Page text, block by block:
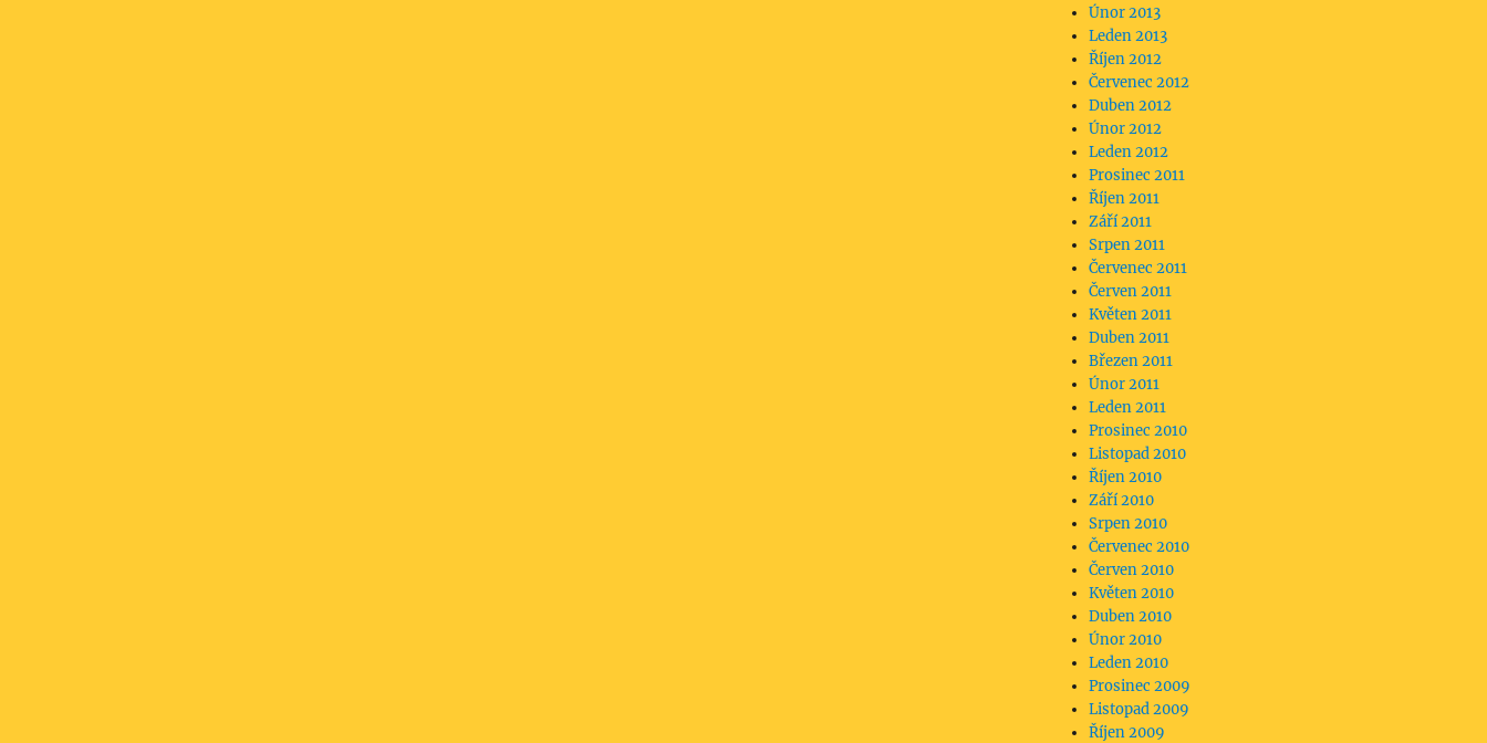
Únor 2013
Leden 2013
Říjen 2012
Červenec 2012
Duben 2012
Únor 2012
Leden 2012
Prosinec 2011
Říjen 2011
Září 2011
Srpen 2011
Červenec 2011
Červen 2011
Květen 2011
Duben 2011
Březen 2011
Únor 2011
Leden 2011
Prosinec 2010
Listopad 2010
Říjen 2010
Září 2010
Srpen 2010
Červenec 2010
Červen 2010
Květen 2010
Duben 2010
Únor 2010
Leden 2010
Prosinec 2009
Listopad 2009
Říjen 2009